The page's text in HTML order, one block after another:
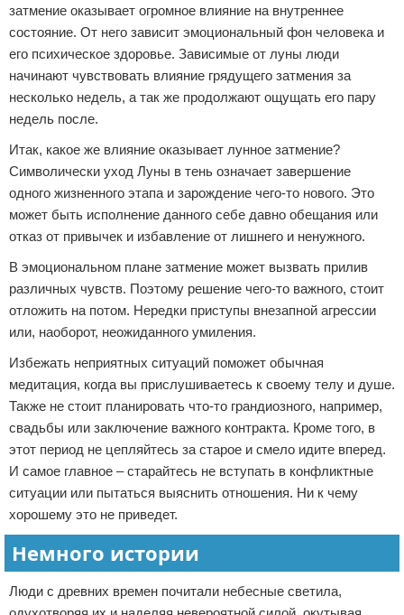
затмение оказывает огромное влияние на внутреннее
состояние. От него зависит эмоциональный фон человека и
его психическое здоровье. Зависимые от луны люди
начинают чувствовать влияние грядущего затмения за
несколько недель, а так же продолжают ощущать его пару
недель после.
Итак, какое же влияние оказывает лунное затмение?
Символически уход Луны в тень означает завершение
одного жизненного этапа и зарождение чего-то нового. Это
может быть исполнение данного себе давно обещания или
отказ от привычек и избавление от лишнего и ненужного.
В эмоциональном плане затмение может вызвать прилив
различных чувств. Поэтому решение чего-то важного, стоит
отложить на потом. Нередки приступы внезапной агрессии
или, наоборот, неожиданного умиления.
Избежать неприятных ситуаций поможет обычная
медитация, когда вы прислушиваетесь к своему телу и душе.
Также не стоит планировать что-то грандиозного, например,
свадьбы или заключение важного контракта. Кроме того, в
этот период не цепляйтесь за старое и смело идите вперед.
И самое главное – старайтесь не вступать в конфликтные
ситуации или пытаться выяснить отношения. Ни к чему
хорошему это не приведет.
Немного истории
Люди с древних времен почитали небесные светила,